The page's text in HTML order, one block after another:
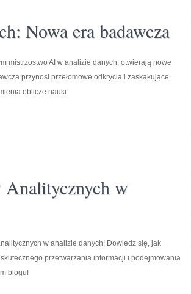
Nowa era badawcza
mistrzostwo AI w analizie danych, otwierają nowe
przynosi przełomowe odkrycia i zaskakujące
oblicze nauki.
Analitycznych w
w analizie danych! Dowiedz się, jak
przetwarzania informacji i podejmowania
blogu!